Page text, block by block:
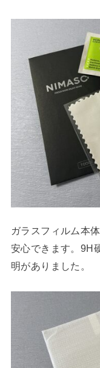
ガラスフィルム本
安心できます。9H
明がありました。